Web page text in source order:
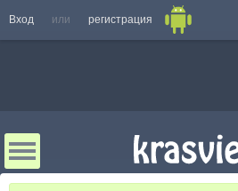
Вход или регистрация